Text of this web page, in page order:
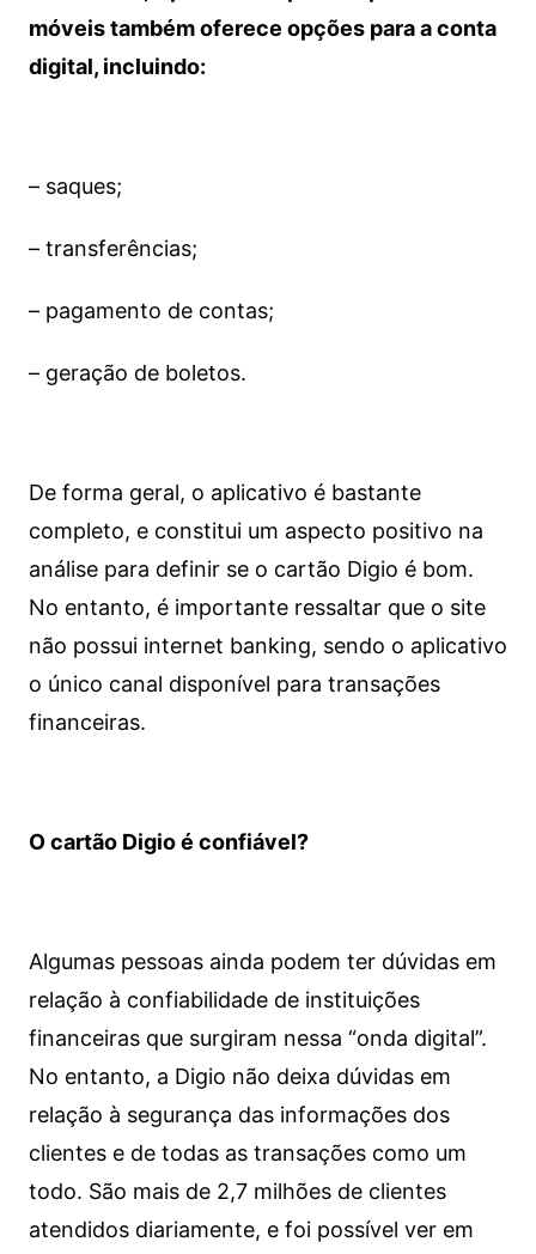
móveis também oferece opções para a conta
digital, incluindo:
– saques;
– transferências;
– pagamento de contas;
– geração de boletos.
De forma geral, o aplicativo é bastante
completo, e constitui um aspecto positivo na
análise para definir se o cartão Digio é bom.
No entanto, é importante ressaltar que o site
não possui internet banking, sendo o aplicativo
o único canal disponível para transações
financeiras.
O cartão Digio é confiável?
Algumas pessoas ainda podem ter dúvidas em
relação à confiabilidade de instituições
financeiras que surgiram nessa “onda digital”.
No entanto, a Digio não deixa dúvidas em
relação à segurança das informações dos
clientes e de todas as transações como um
todo. São mais de 2,7 milhões de clientes
atendidos diariamente, e foi possível ver em